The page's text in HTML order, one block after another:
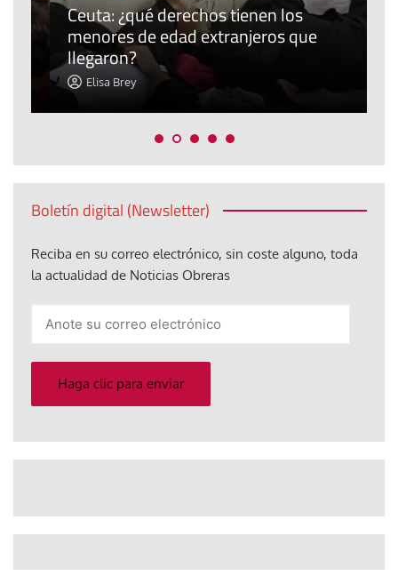
Ceuta: ¿qué derechos tienen los
menores de edad extranjeros que
llegaron?
Elisa Brey
Boletín digital (Newsletter)
Reciba en su correo electrónico, sin coste alguno, toda
la actualidad de Noticias Obreras
electrónico
Haga clic para enviar